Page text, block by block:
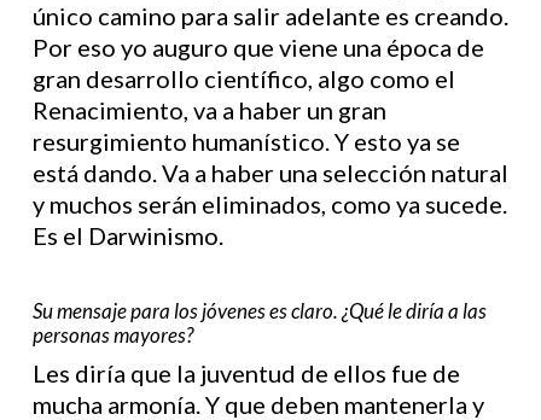
único camino para salir adelante es creando.
Por eso yo auguro que viene una época de
gran desarrollo científico, algo como el
Renacimiento, va a haber un gran
resurgimiento humanístico. Y esto ya se
está dando. Va a haber una selección natural
y muchos serán eliminados, como ya sucede.
Es el Darwinismo.
Su mensaje para los jóvenes es claro. ¿Qué le diría a las
personas mayores?
Les diría que la juventud de ellos fue de
mucha armonía. Y que deben mantenerla y